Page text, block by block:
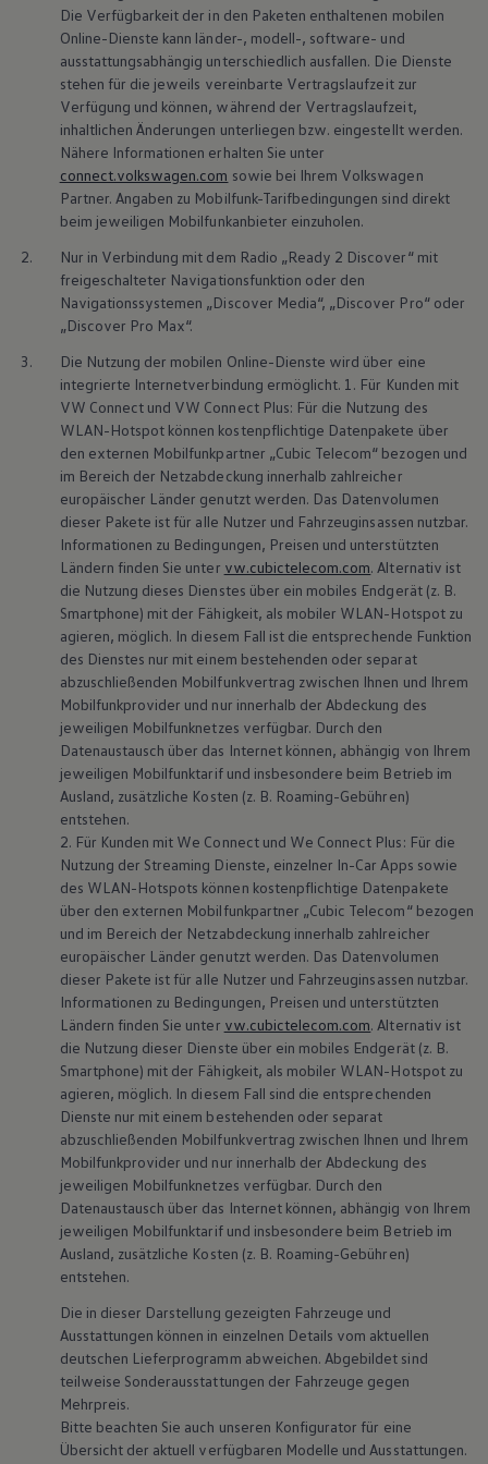
Über Ihr Auto
Vorgängermodelle
Kundeninformationen
Volkswagen Kundenbetreuung
Warn- und Kontrollleuchten
Assistenzsysteme
Digitale Betriebsanleitung
Live Beratung
Magazin
Lifestyle
Transport
Familie
Volkswagen R
Pannen- und Unfallhilfe
Volkswagen Kundenbetreuung
Die Verfügbarkeit der in den Paketen enthaltenen mobilen
Online-Dienste kann länder-, modell-, software- und
ausstattungsabhängig unterschiedlich ausfallen. Die Dienste
stehen für die jeweils vereinbarte Vertragslaufzeit zur
Verfügung und können, während der Vertragslaufzeit,
inhaltlichen Änderungen unterliegen bzw. eingestellt werden.
Nähere Informationen erhalten Sie unter
connect.volkswagen.com sowie bei Ihrem Volkswagen
Partner. Angaben zu Mobilfunk-Tarifbedingungen sind direkt
beim jeweiligen Mobilfunkanbieter einzuholen.
2.
Nur in Verbindung mit dem Radio „Ready 2 Discover“ mit
freigeschalteter Navigationsfunktion oder den
Navigationssystemen „Discover Media“, „Discover Pro“ oder
„Discover Pro Max“.
3.
Die Nutzung der mobilen Online-Dienste wird über eine
integrierte Internetverbindung ermöglicht. 1. Für Kunden mit
VW Connect und VW ConnectPlus: Für die Nutzung des
WLAN-Hotspot können kostenpflichtige Datenpakete über
den externen Mobilfunkpartner „Cubic Telecom“ bezogen und
im Bereich der Netzabdeckung innerhalb zahlreicher
europäischer Länder genutzt werden. Das Datenvolumen
dieser Pakete ist für alle Nutzer und Fahrzeuginsassen nutzbar.
Informationen zu Bedingungen, Preisen und unterstützten
Ländern finden Sie unter vw.cubictelecom.com. Alternativ ist
die Nutzung dieses Dienstes über ein mobiles Endgerät (z. B.
Smartphone) mit der Fähigkeit, als mobiler WLAN-Hotspot zu
agieren, möglich. In diesem Fall ist die entsprechende Funktion
des Dienstes nur mit einem bestehenden oder separat
abzuschließenden Mobilfunkvertrag zwischen Ihnen und Ihrem
Mobilfunkprovider und nur innerhalb der Abdeckung des
jeweiligen Mobilfunknetzes verfügbar. Durch den
Datenaustausch über das Internet können, abhängig von Ihrem
jeweiligen Mobilfunktarif und insbesondere beim Betrieb im
Ausland, zusätzliche Kosten (z. B. Roaming-Gebühren)
entstehen.
2. Für Kunden mit We Connectund We Connect Plus: Für die
Nutzung der Streaming Dienste, einzelner In-Car Apps sowie
des WLAN-Hotspots können kostenpflichtige Datenpakete
über den externen Mobilfunkpartner „Cubic Telecom“ bezogen
und im Bereich der Netzabdeckung innerhalb zahlreicher
europäischer Länder genutzt werden. Das Datenvolumen
dieser Pakete ist für alle Nutzer und Fahrzeuginsassen nutzbar.
Informationen zu Bedingungen, Preisen und unterstützten
Ländern finden Sie unter vw.cubictelecom.com. Alternativ ist
die Nutzung dieser Dienste über ein mobiles Endgerät (z. B.
Smartphone) mit der Fähigkeit, als mobiler WLAN-Hotspot zu
agieren, möglich. In diesem Fall sind die entsprechenden
Dienste nur mit einem bestehenden oder separat
abzuschließenden Mobilfunkvertrag zwischen Ihnen und Ihrem
Mobilfunkprovider und nur innerhalb der Abdeckung des
jeweiligen Mobilfunknetzes verfügbar. Durch den
Datenaustausch über das Internet können, abhängig von Ihrem
jeweiligen Mobilfunktarif und insbesondere beim Betrieb im
Ausland, zusätzliche Kosten (z. B. Roaming-Gebühren)
entstehen.
Die in dieser Darstellung gezeigten Fahrzeuge und
Ausstattungen können in einzelnen Details vom aktuellen
deutschen Lieferprogramm abweichen. Abgebildet sind
teilweise Sonderausstattungen der Fahrzeuge gegen
Mehrpreis.
Bitte beachten Sie auch unseren Konfigurator für eine
Übersicht der aktuell verfügbaren Modelle und Ausstattungen.